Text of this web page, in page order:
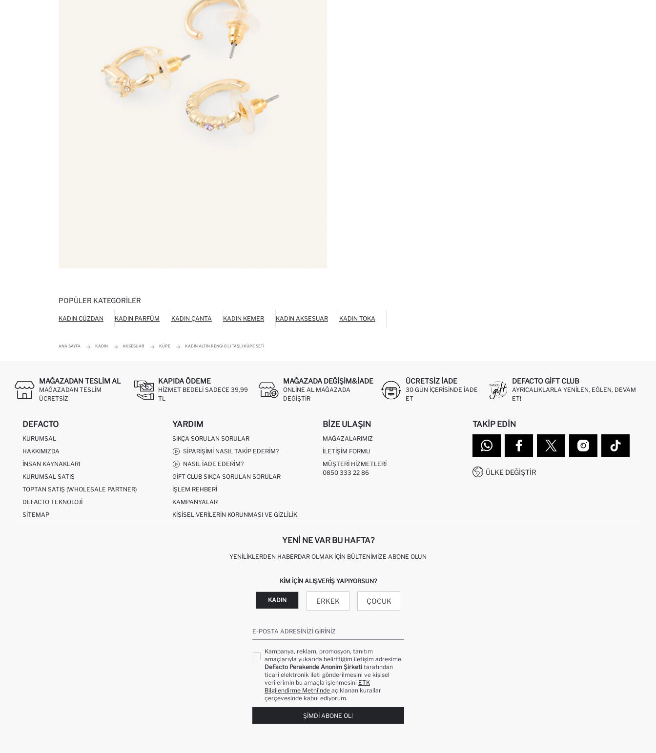
POPÜLER KATEGORILER
KADIN CÜZDAN KADIN PARFÜM KADIN ÇANTA KADIN KEMER KADIN AKSESUAR KADIN TOKA
ANA SAYFA KADIN AKSESUAR KÜPE KADIN ALTIN RENGI 6'LI TAŞLI KÜPE SETI
MAĞAZADAN TESLIM AL
MAĞAZADAN TESLIM
ÜCRETSIZ
KAPIDA ÖDEME
HIZMET BEDELI SADECE 39,99
TL
MAĞAZADA DEĞIŞIM&İADE
ONLINE AL MAĞAZADA
DEĞIŞTIR
ÜCRETSIZ IADE
30 GÜN IÇERISINDE IADE
ET
DEFACTO GIFT CLUB
AYRICALIKLARLA YENILEN, EĞLEN, DEVAM
ET!
DEFACTO
KURUMSAL
HAKKIMIZDA
İNSAN KAYNAKLARI
KURUMSAL SATIŞ
TOPTAN SATIŞ (WHOLESALE PARTNER)
DEFACTO TEKNOLOJI
SITEMAP
YARDIM
SIKÇA SORULAN SORULAR
SIPARIŞIMI NASIL TAKIP EDERIM?
NASIL İADE EDERIM?
GIFT CLUB SIKÇA SORULAN SORULAR
İŞLEM REHBERI
KAMPANYALAR
KIŞISEL VERILERIN KORUNMASI VE GIZLILIK
BIZE ULAŞIN
MAĞAZALARIMIZ
İLETIŞIM FORMU
MÜŞTERI HIZMETLERI
0850 333 22 86
TAKIP EDIN
ÜLKE DEĞIŞTIR
YENI NE VAR BU HAFTA?
YENILIKLERDEN HABERDAR OLMAK İÇIN BÜLTENIMIZE ABONE OLUN
KIM IÇIN ALIŞVERIŞ YAPIYORSUN?
KADIN ERKEK ÇOCUK
E-POSTA ADRESINIZI GIRINIZ
Kampanya, reklam, promosyon, tanıtım
amaçlarıyla yukarıda belirttiğim iletişim adresime,
DeFacto Perakende Anonim Şirketi tarafından
ticari elektronik ileti gönderilmesini ve kişisel
verilerimin bu amaçla işlenmesini ETK
Bilgilendirme Metni’nde açıklanan kurallar
çerçevesinde kabul ediyorum.
ŞIMDI ABONE OL!